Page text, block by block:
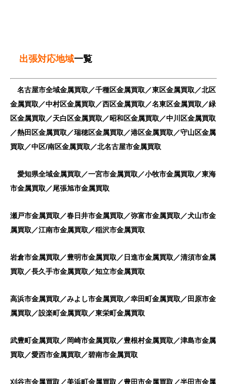
出張対応地域一覧
名古屋市全域金属買取／千種区金属買取／東区金属買取／北区
金属買取／中村区金属買取／西区金属買取／名東区金属買取／緑
区金属買取／天白区金属買取／昭和区金属買取／中川区金属買取
／熱田区金属買取／瑞穂区金属買取／港区金属買取／守山区金属
買取／中区/南区金属買取／北名古屋市金属買取
愛知県全域金属買取／一宮市金属買取／小牧市金属買取／東海
市金属買取／尾張旭市金属買取
瀬戸市金属買取／春日井市金属買取／弥富市金属買取／犬山市金
属買取／江南市金属買取／稲沢市金属買取
岩倉市金属買取／豊明市金属買取／日進市金属買取／清須市金属
買取／長久手市金属買取／知立市金属買取
高浜市金属買取／みよし市金属買取／幸田町金属買取／田原市金
属買取／設楽町金属買取／東栄町金属買取
武豊町金属買取／岡崎市金属買取／豊根村金属買取／津島市金属
買取／愛西市金属買取／碧南市金属買取
刈谷市金属買取／美浜町金属買取／豊田市金属買取／半田市金属